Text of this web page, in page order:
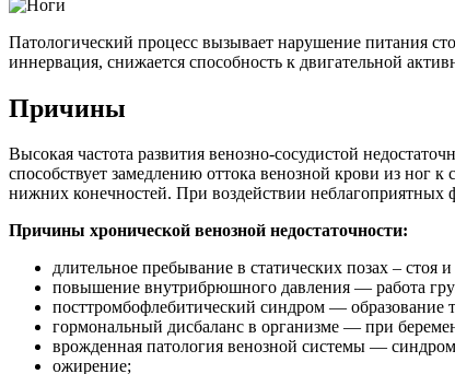
Патологический процесс вызывает нарушение питания
иннервация, снижается способность к двигательной
Причины
Высокая частота развития венозно-сосудистой
способствует замедлению оттока венозной крови из ног
нижних конечностей. При воздействии неблагоприятных
Причины хронической венозной недостаточности:
длительное пребывание в статических позах – стоя
повышение внутрибрюшного давления — работа
посттромбофлебитический синдром — образование
гормональный дисбаланс в организме — при
врожденная патология венозной системы —
ожирение;